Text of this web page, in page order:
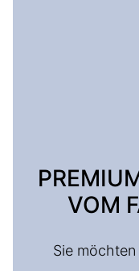
VOM
Sie